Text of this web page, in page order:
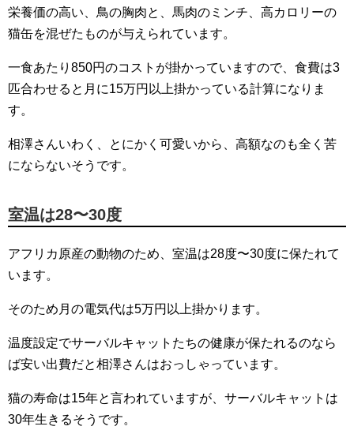
栄養価の高い、鳥の胸肉と、馬肉のミンチ、高カロリーの
猫缶を混ぜたものが与えられています。
一食あたり850円のコストが掛かっていますので、食費は3
匹合わせると月に15万円以上掛かっている計算になりま
す。
相澤さんいわく、とにかく可愛いから、高額なのも全く苦
にならないそうです。
室温は28〜30度
アフリカ原産の動物のため、室温は28度〜30度に保たれて
います。
そのため月の電気代は5万円以上掛かります。
温度設定でサーバルキャットたちの健康が保たれるのなら
ば安い出費だと相澤さんはおっしゃっています。
猫の寿命は15年と言われていますが、サーバルキャットは
30年生きるそうです。